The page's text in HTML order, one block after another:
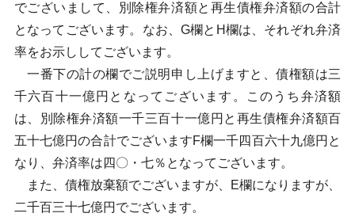
でございまして、別除権弁済額と再生債権弁済額の合計
となってございます。なお、G欄とH欄は、それぞれ弁済
率をお示ししてございます。
一番下の計の欄でご説明申し上げますと、債権額は三
千六百十一億円となってございます。このうち弁済額
は、別除権弁済額一千三百十一億円と再生債権弁済額百
五十七億円の合計でございますF欄一千四百六十九億円と
なり、弁済率は四〇・七％となってございます。
また、債権放棄額でございますが、E欄になりますが、
二千百三十七億円でございます。